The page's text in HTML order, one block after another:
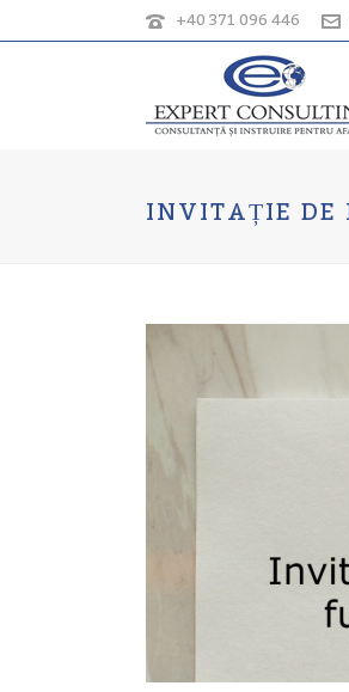
+40 371 096 446
INVITAȚIE DE